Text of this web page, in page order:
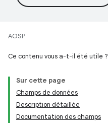
AOSP
Ce contenu vous a-t-il été utile ?
Sur cette page
Champs de données
Description détaillée
Documentation des champs